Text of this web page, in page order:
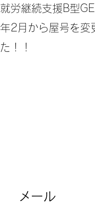
就労継続支援B型
年2月から屋号を変
た！！
メール